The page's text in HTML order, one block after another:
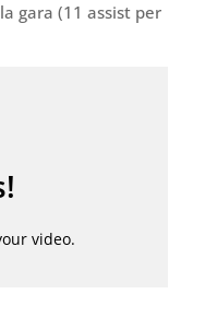
gara (11 assist per